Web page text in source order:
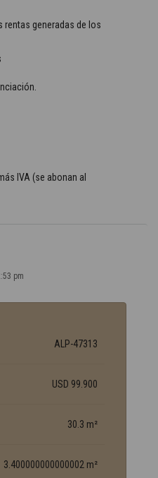
rentas generadas de los
IVA (se abonan al
pm
ALP-47313
USD 99.900
30.3 m²
3.400000000000002 m²